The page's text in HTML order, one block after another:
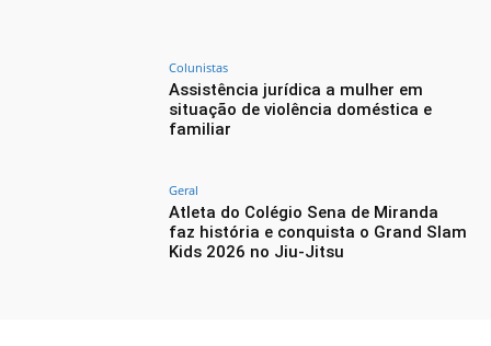
Colunistas
Assistência jurídica a mulher em
situação de violência doméstica e
familiar
Geral
Atleta do Colégio Sena de Miranda
faz história e conquista o Grand Slam
Kids 2026 no Jiu-Jitsu